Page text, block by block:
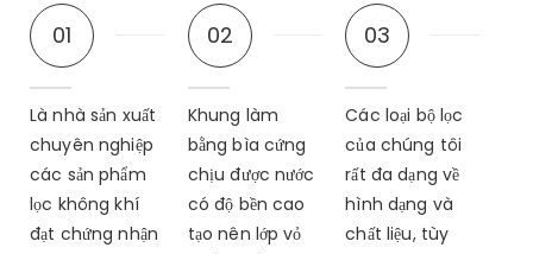
01
Là nhà sản xuất
chuyên nghiệp
các sản phẩm
lọc không khí
đạt chứng nhận
02
Khung làm
bằng bìa cứng
chịu được nước
có độ bền cao
tạo nên lớp vỏ
03
Các loại bộ lọc
của chúng tôi
rất đa dạng về
hình dạng và
chất liệu, tùy